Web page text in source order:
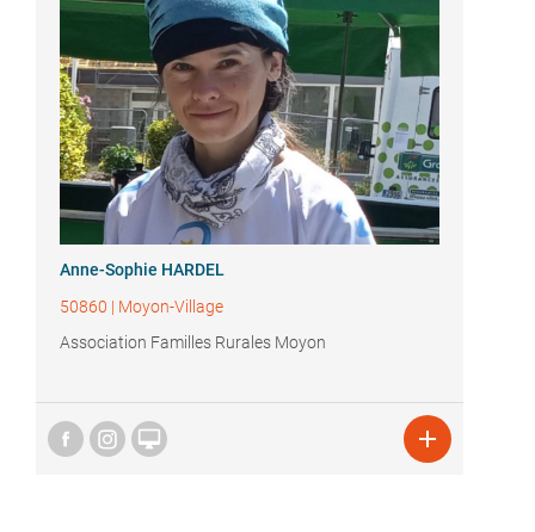
Anne-Sophie HARDEL
50860 | Moyon-Village
Association Familles Rurales Moyon
 